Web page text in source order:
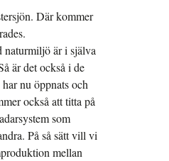
Där kommer
naturmiljö är i själva
är det också i de
nu öppnats och
också att titta på
som
På så sätt vill vi
mellan